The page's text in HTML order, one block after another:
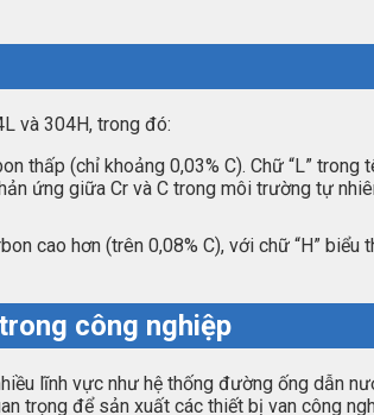
và 304H, trong đó:
thấp (chỉ khoảng 0,03% C). Chữ “L”
ứng giữa Cr và C trong môi trường tự
cao hơn (trên 0,08% C), với chữ “H”
công nghiệp
lĩnh vực như hệ thống đường ống dẫn
trọng để sản xuất các thiết bị van công